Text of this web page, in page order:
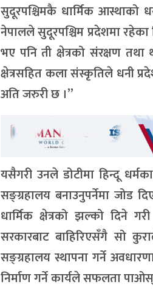
सुदूरपश्चिमकै धार्मिक आस्थाको
नेपालले सुदूरपश्चिम प्रदेशमा रहेका
भए पनि ती क्षेत्रको संरक्षण
क्षेत्रसहित कला संस्कृतिले धनी
अति जरुरी छ ।”
यसैगरी उनले डोटीमा हिन्दू
सङ्ग्रहालय बनाउनुपर्नेमा जोड
धार्मिक क्षेत्रको झल्को दिने
सरकारबाट बाहिरिएसँगै सो
सङ्ग्रहालय स्थापना गर्ने
निर्माण गर्ने कार्यले सफलता